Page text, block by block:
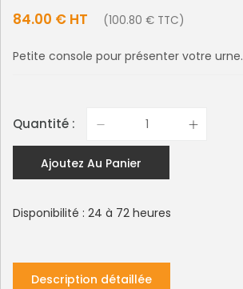
84.00 € HT (100.80 € TTC)
Petite console pour présenter votre urne.
Quantité :
Ajoutez Au Panier
Disponibilité : 24 à 72 heures
Description détaillée